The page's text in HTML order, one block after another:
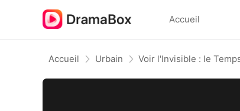
Accueil
Accueil Urbain Voir l'Invisible : le